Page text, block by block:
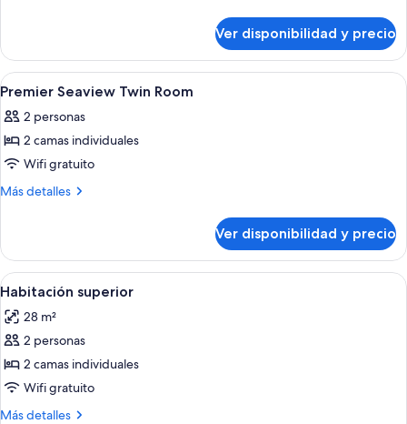
Room
Seaview
King
Room
Ver disponibilidad y precio
Ver
todas
las
fotos
de
Premier
Room
Minibar, caja de seguridad en la
4
Premier Seaview Twin Room
2 personas
2 camas individuales
Wifi gratuito
Más detalles
Más
Seaview
Twin
Room
Ver disponibilidad y precio
Ver
todas
las
fotos
de
Habitación
superior
Una habitación de hotel moderna
4
Habitación superior
28 m²
2 personas
2 camas individuales
Wifi gratuito
Más detalles
Más